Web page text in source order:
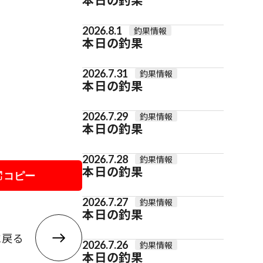
コピー
る
2026.8.1 釣果情報
本日の釣果
2026.7.31 釣果情報
本日の釣果
2026.7.29 釣果情報
本日の釣果
2026.7.28 釣果情報
本日の釣果
2026.7.27 釣果情報
本日の釣果
2026.7.26 釣果情報
本日の釣果